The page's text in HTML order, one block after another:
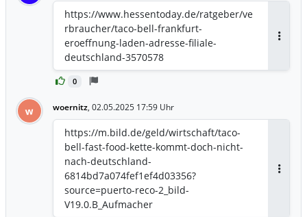
0
https://www.hessentoday.de/ratgeber/ve
rbraucher/taco-bell-frankfurt-
eroeffnung-laden-adresse-filiale-
deutschland-3570578
w woernitz, 02.05.2025 17:59 Uhr
https://m.bild.de/geld/wirtschaft/taco-
bell-fast-food-kette-kommt-doch-nicht-
nach-deutschland-
6814bd7a074fef1ef4d03356?
source=puerto-reco-2_bild-
V19.0.B_Aufmacher